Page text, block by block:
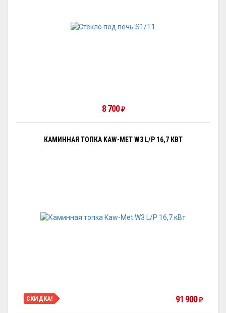
8 700₽
КАМИННАЯ ТОПКА KAW-MET W3 L/P 16,7 КВТ
СКИДКА! 91 900₽